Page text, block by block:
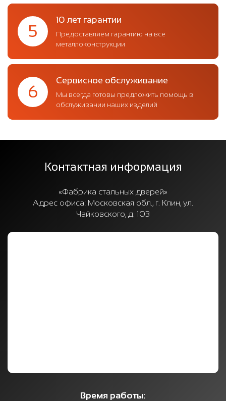
5
10 лет гарантии
Предоставляем гарантию на все
металлоконструкции
6
Сервисное обслуживание
Мы всегда готовы предложить помощь в
обслуживании наших изделий
Контактная информация
«Фабрика стальных дверей»
Адрес офиса: Московская обл., г. Клин, ул.
Чайковского, д. 103
Время работы: